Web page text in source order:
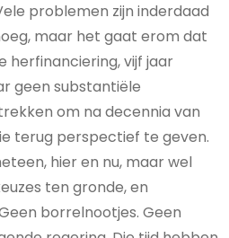
problemen zijn inderdaad
maar het gaat erom dat
herfinanciering, vijf jaar
geen substantiële
om na decennia van
terug perspectief te geven.
hier en nu, maar wel
ten gronde, en
borrelnootjes. Geen